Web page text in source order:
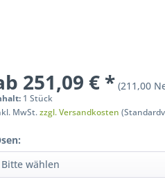
251,09 € * (211,00
1 Stück
MwSt.zzgl. Versandkosten